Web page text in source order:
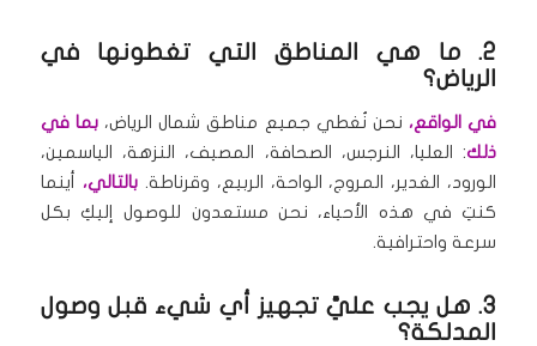
2. ما هي المناطق التي تغطونها في
الرياض؟
في الواقع، نحن نُغطي جميع مناطق شمال الرياض،بما في
ذلك: العليا، النرجس، الصحافة، المصيف، النزهة، الياسمين،
الورود، الغدير، المروج، الواحة، الربيع، وقرناطة.بالتالي، أينما
كنتِ في هذه الأحياء، نحن مستعدون للوصول إليكِ بكل
سرعة واحترافية.
3. هل يجب عليَّ تجهيز أي شيء قبل وصول
المدلكة؟